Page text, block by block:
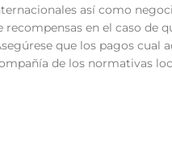
así­ como
en el caso de
que los pagos cual
de los normativas